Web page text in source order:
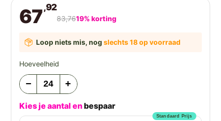
67,92
83,7619% korting
Loop niets mis, nogslechts 18 op voorraad
Hoeveelheid
− +
Kies je aantal enbespaar
Standaard Prijs